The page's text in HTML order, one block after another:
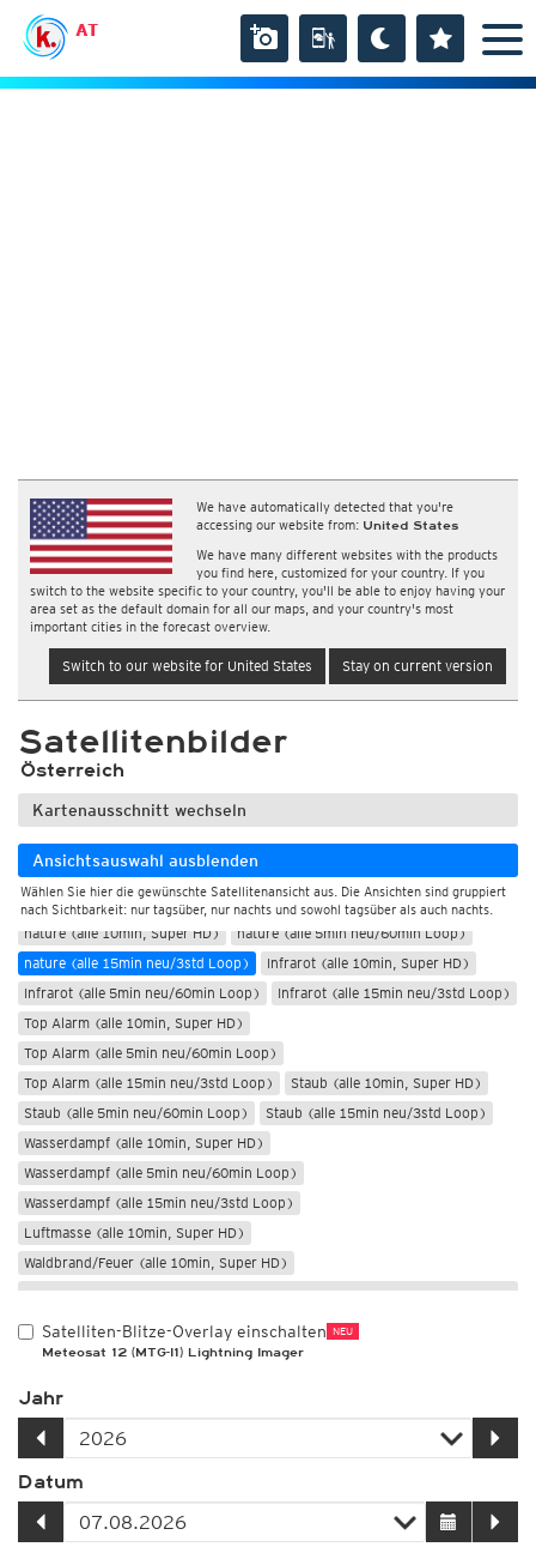
AT
We have automatically detected that you're
accessing our website from: United States
We have many different websites with the products
you find here, customized for your country. If you
switch to the website specific to your country, you'll be able to enjoy having your
area set as the default domain for all our maps, and your country's most
important cities in the forecast overview.
Switch to our website for United States Stay on current version
Satellitenbilder
Österreich
Kartenausschnitt wechseln
Ansichtsauswahl ausblenden
Wählen Sie hier die gewünschte Satellitenansicht aus. Die Ansichten sind gruppiert
nach Sichtbarkeit: nur tagsüber, nur nachts und sowohl tagsüber als auch nachts.
Nur Tag
Tag und Nacht
nature (alle 10min, Super HD)
nature (alle 5min neu/60min Loop)
nature (alle 15min neu/3std Loop)
Infrarot (alle 10min, Super HD)
Infrarot (alle 5min neu/60min Loop)
Infrarot (alle 15min neu/3std Loop)
Top Alarm (alle 10min, Super HD)
Top Alarm (alle 5min neu/60min Loop)
Top Alarm (alle 15min neu/3std Loop)
Staub (alle 10min, Super HD)
Staub (alle 5min neu/60min Loop)
Staub (alle 15min neu/3std Loop)
Wasserdampf (alle 10min, Super HD)
Wasserdampf (alle 5min neu/60min Loop)
Wasserdampf (alle 15min neu/3std Loop)
Luftmasse (alle 10min, Super HD)
Waldbrand/Feuer (alle 10min, Super HD)
Satelliten-Blitze-Overlay einschalten NEU
Meteosat 12 (MTG-I1) Lightning Imager
Jahr
Datum